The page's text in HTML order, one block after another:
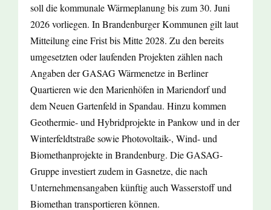
soll die kommunale Wärmeplanung bis zum 30. Juni
2026 vorliegen. In Brandenburger Kommunen gilt laut
Mitteilung eine Frist bis Mitte 2028. Zu den bereits
umgesetzten oder laufenden Projekten zählen nach
Angaben der GASAG Wärmenetze in Berliner
Quartieren wie den Marienhöfen in Mariendorf und
dem Neuen Gartenfeld in Spandau. Hinzu kommen
Geothermie- und Hybridprojekte in Pankow und in der
Winterfeldtstraße sowie Photovoltaik-, Wind- und
Biomethanprojekte in Brandenburg. Die GASAG-
Gruppe investiert zudem in Gasnetze, die nach
Unternehmensangaben künftig auch Wasserstoff und
Biomethan transportieren können.